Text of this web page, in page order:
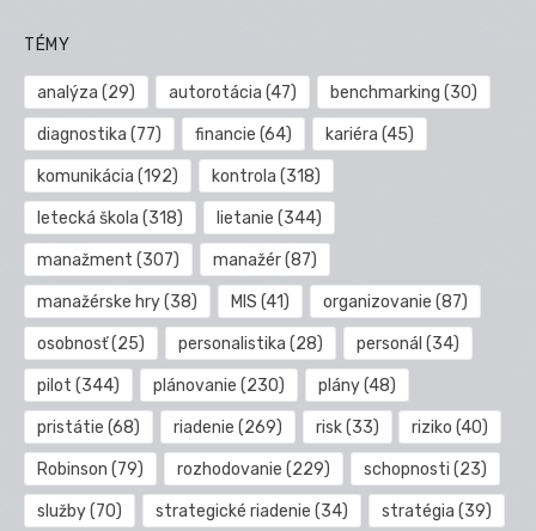
TÉMY
analýza (29) autorotácia (47) benchmarking (30)
diagnostika (77) financie (64) kariéra (45)
komunikácia (192) kontrola (318)
letecká škola (318) lietanie (344)
manažment (307) manažér(87)
manažérske hry(38) MIS (41) organizovanie (87)
osobnosť(25) personalistika (28) personál (34)
pilot (344) plánovanie (230) plány(48)
pristátie (68) riadenie (269) risk(33) riziko (40)
Robinson (79) rozhodovanie (229) schopnosti (23)
služby(70) strategické riadenie (34) stratégia (39)